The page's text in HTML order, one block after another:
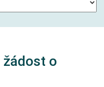
žádost o